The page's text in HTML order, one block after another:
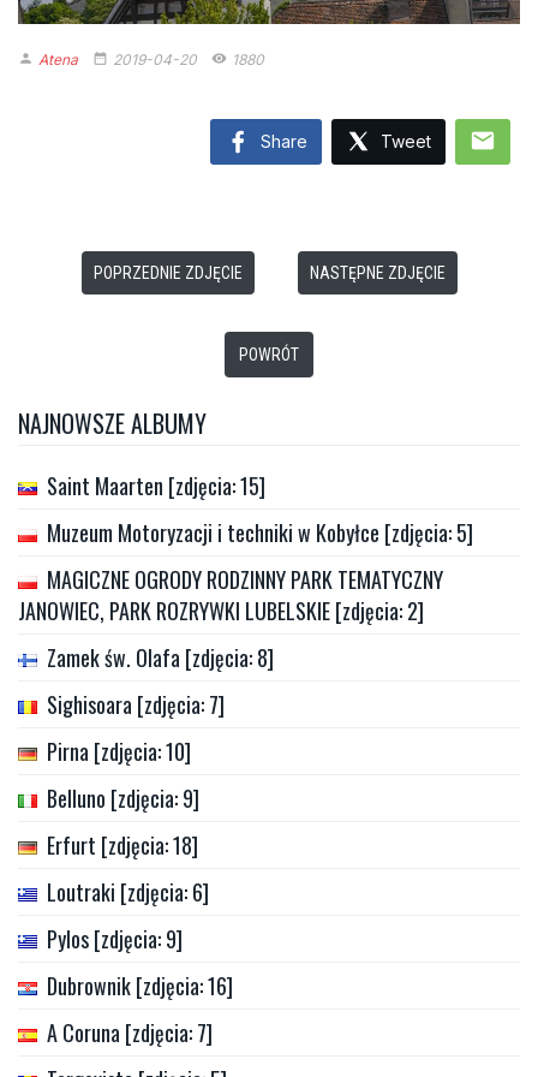
person Atena date_range 2019-04-20 remove_red_eye 1880
Share Tweet mail
POPRZEDNIE ZDJĘCIE NASTĘPNE ZDJĘCIE
POWRÓT
NAJNOWSZE ALBUMY
Saint Maarten [zdjęcia: 15]
Muzeum Motoryzacji i techniki w Kobyłce [zdjęcia: 5]
MAGICZNE OGRODY RODZINNY PARK TEMATYCZNY
JANOWIEC, PARK ROZRYWKI LUBELSKIE [zdjęcia: 2]
Zamek św. Olafa [zdjęcia: 8]
Sighisoara [zdjęcia: 7]
Pirna [zdjęcia: 10]
Belluno [zdjęcia: 9]
Erfurt [zdjęcia: 18]
Loutraki [zdjęcia: 6]
Pylos [zdjęcia: 9]
Dubrownik [zdjęcia: 16]
A Coruna [zdjęcia: 7]